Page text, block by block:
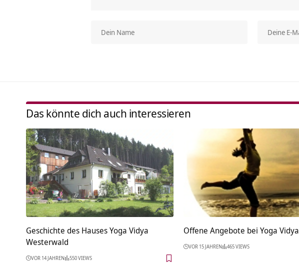
Das könnte dich auch interessieren
Geschichte des Hauses Yoga Vidya
Westerwald
VOR 14 JAHREN 550 VIEWS
Offene Angebote bei Yoga Vidya
VOR 15 JAHREN 465 VIEWS